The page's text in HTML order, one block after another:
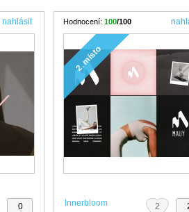
nahlásit
0
Hodnocení: 100/100
2. místo
2
Innerbloom